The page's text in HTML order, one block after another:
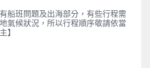
有船班問題及出海部分，有些行程需
氣候狀況，所以行程順序敬請依當
】